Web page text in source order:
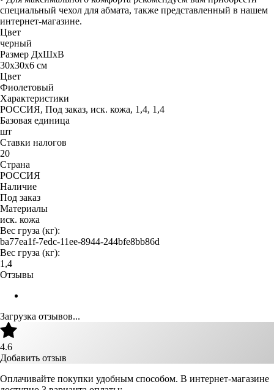
специальный чехол для абмата, также представленный в нашем
интернет-магазине.
Цвет
черный
Размер ДхШхВ
30х30х6 см
Цвет
Фиолетовый
Характеристики
РОССИЯ, Под заказ, иск. кожа, 1,4, 1,4
Базовая единица
шт
Ставки налогов
20
Страна
РОССИЯ
Наличие
Под заказ
Материалы
иск. кожа
Вес груза (кг):
ba77ea1f-7edc-11ee-8944-244bfe8bb86d
Вес груза (кг):
1,4
Отзывы
Загрузка отзывов...
4.6
Добавить отзыв
Оплачивайте покупки удобным способом. В интернет-магазине